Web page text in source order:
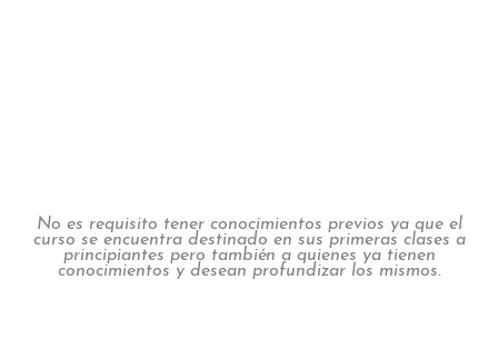
No es requisito tener conocimientos previos ya que el
curso se encuentra destinado en sus primeras clases a
principiantes pero también a quienes ya tienen
conocimientos y desean profundizar los mismos.